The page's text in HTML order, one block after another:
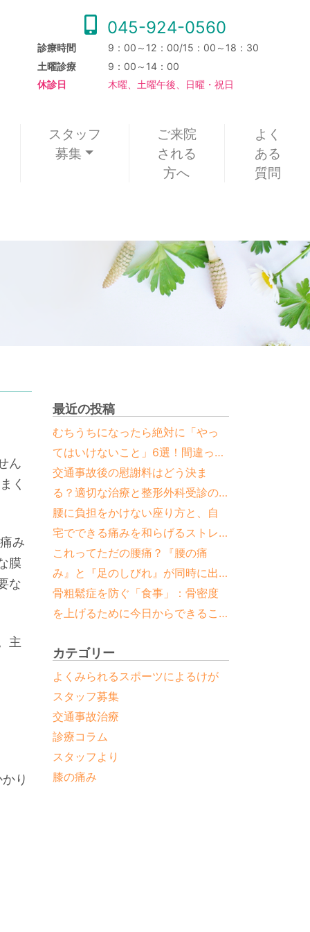
045-924-0560
診療時間
9：00～12：00/15：00～18：30
土曜診療
9：00～14：00
休診日
木曜、土曜午後、日曜・祝日
スタッフ
募集
ご来院
される
方へ
よく
ある
質問
ん
く
み
膜
な
主
り
最近の投稿
むちうちになったら絶対に「やっ
てはいけないこと」6選！間違った
対処法と正しい治し方
交通事故後の慰謝料はどう決ま
る？適切な治療と整形外科受診の
重要性
腰に負担をかけない座り方と、自
宅でできる痛みを和らげるストレ
ッチ
これってただの腰痛？『腰の痛
み』と『足のしびれ』が同時に出
たら要注意な疾患と見分け方
骨粗鬆症を防ぐ「食事」：骨密度
を上げるために今日からできるこ
カテゴリー
よくみられるスポーツによるけが
スタッフより
スタッフ募集
交通事故治療
膝の痛み
診療コラム